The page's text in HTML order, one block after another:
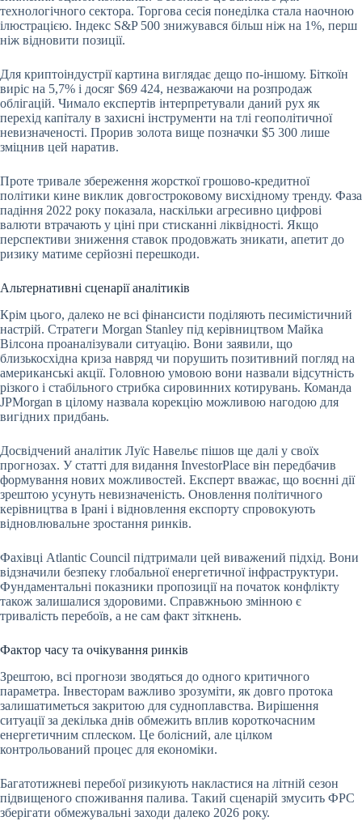
технологічного сектора. Торгова сесія понеділка стала наочною
ілюстрацією. Індекс S&P 500 знижувався більш ніж на 1%, перш
ніж відновити позиції.
Для криптоіндустрії картина виглядає дещо по-іншому. Біткоїн
виріс на 5,7% і досяг $69 424, незважаючи на розпродаж
облігацій. Чимало експертів інтерпретували даний рух як
перехід капіталу в захисні інструменти на тлі геополітичної
невизначеності. Прорив золота вище позначки $5 300 лише
зміцнив цей наратив.
Проте тривале збереження жорсткої грошово-кредитної
політики кине виклик довгостроковому висхідному тренду. Фаза
падіння 2022 року показала, наскільки агресивно цифрові
валюти втрачають у ціні при стисканні ліквідності. Якщо
перспективи зниження ставок продовжать зникати, апетит до
ризику матиме серйозні перешкоди.
Альтернативні сценарії аналітиків
Крім цього, далеко не всі фінансисти поділяють песимістичний
настрій. Стратеги Morgan Stanley під керівництвом Майка
Вілсона проаналізували ситуацію. Вони заявили, що
близькосхідна криза навряд чи порушить позитивний погляд на
американські акції. Головною умовою вони назвали відсутність
різкого і стабільного стрибка сировинних котирувань. Команда
JPMorgan в цілому назвала корекцію можливою нагодою для
вигідних придбань.
Досвідчений аналітик Луїс Навельє пішов ще далі у своїх
прогнозах. У статті для видання InvestorPlace він передбачив
формування нових можливостей. Експерт вважає, що воєнні дії
зрештою усунуть невизначеність. Оновлення політичного
керівництва в Ірані і відновлення експорту спровокують
відновлювальне зростання ринків.
Фахівці Atlantic Council підтримали цей виважений підхід. Вони
відзначили безпеку глобальної енергетичної інфраструктури.
Фундаментальні показники пропозиції на початок конфлікту
також залишалися здоровими. Справжньою змінною є
тривалість перебоїв, а не сам факт зіткнень.
Фактор часу та очікування ринків
Зрештою, всі прогнози зводяться до одного критичного
параметра. Інвесторам важливо зрозуміти, як довго протока
залишатиметься закритою для судноплавства. Вирішення
ситуації за декілька днів обмежить вплив короткочасним
енергетичним сплеском. Це болісний, але цілком
контрольований процес для економіки.
Багатотижневі перебої ризикують накластися на літній сезон
підвищеного споживання палива. Такий сценарій змусить ФРС
зберігати обмежувальні заходи далеко 2026 року.